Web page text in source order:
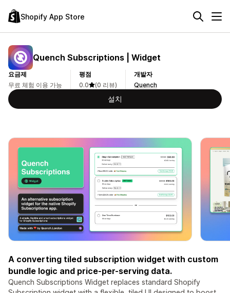
Shopify App Store
Quench Subscriptions | Widget
요금제
무료 체험 이용 가능
평점
0.0
(0 리뷰)
개발자
Quench
설치
A converting tiled subscription widget with custom
bundle logic and price-per-serving data.
Quench Subscriptions Widget replaces standard Shopify